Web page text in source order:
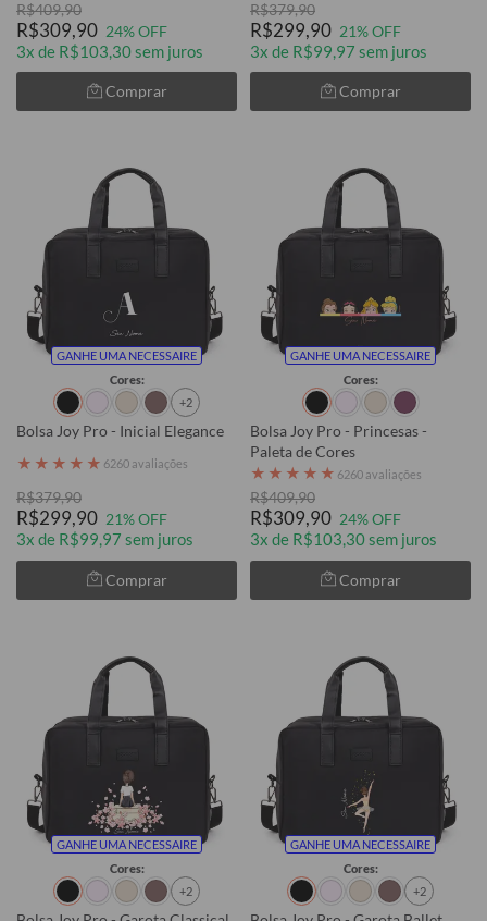
R$409,90
R$309,90 24% OFF
3x de R$103,30 sem juros
Comprar
R$379,90
R$299,90 21% OFF
3x de R$99,97 sem juros
Comprar
GANHE UMA NECESSAIRE
Cores:
+2
Bolsa Joy Pro - Inicial Elegance
★ ★ ★ ★ ★ 6260 avaliações
R$379,90
R$299,90 21% OFF
3x de R$99,97 sem juros
Comprar
GANHE UMA NECESSAIRE
Cores:
Bolsa Joy Pro - Princesas -
Paleta de Cores
★ ★ ★ ★ ★ 6260 avaliações
R$409,90
R$309,90 24% OFF
3x de R$103,30 sem juros
Comprar
GANHE UMA NECESSAIRE
Cores:
+2
GANHE UMA NECESSAIRE
Cores:
+2